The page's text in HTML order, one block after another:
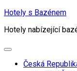
Skip
content
Hotely s Bazénem
Hotely nabízející
Expand
Česká